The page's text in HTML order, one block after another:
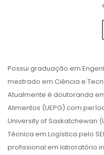
Possui graduação em
mestrado em Ciência e
Atualmente é doutoranda
Alimentos (UEPG) com
University of Saskatchewan
Técnica em Logística pelo
profissional em laboratório